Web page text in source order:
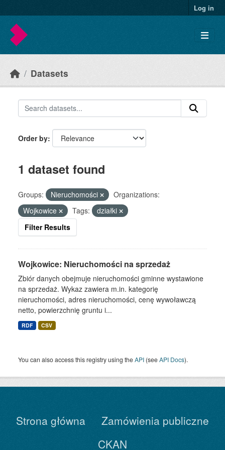
Log in
Datasets
Order by
1 dataset found
Groups: Nieruchomości
Organizations:
Wojkowice
Tags:
działki
Filter Results
Wojkowice: Nieruchomości na sprzedaż
Zbiór danych obejmuje nieruchomości gminne wystawione
na sprzedaż. Wykaz zawiera m.in. kategorię
nieruchomości, adres nieruchomości, cenę wywoławczą
netto, powierzchnię gruntu i...
RDF CSV
You can also access this registry using theAPI (seeAPI Docs).
Strona główna
Zamówienia publiczne
CKAN